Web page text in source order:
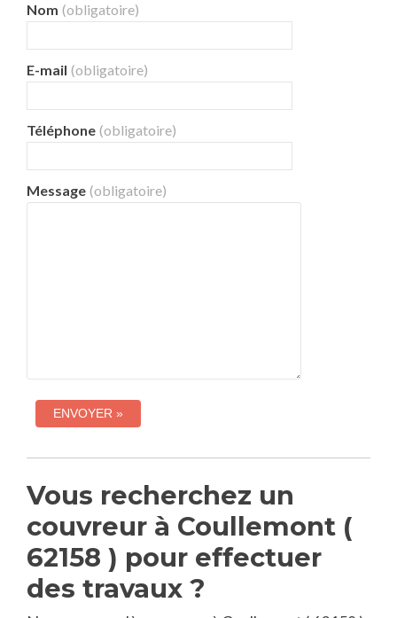
Nom (obligatoire)
E-mail (obligatoire)
Téléphone (obligatoire)
Message (obligatoire)
Vous recherchez un
couvreur à Coullemont (
62158 ) pour effectuer
des travaux ?